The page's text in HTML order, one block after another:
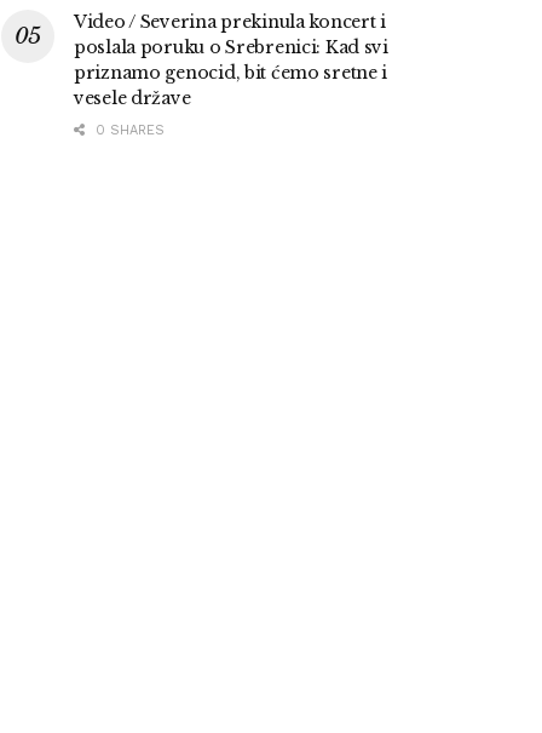
Video / Severina prekinula koncert i
poslala poruku o Srebrenici: Kad svi
priznamo genocid, bit ćemo sretne i
vesele države
0 SHARES